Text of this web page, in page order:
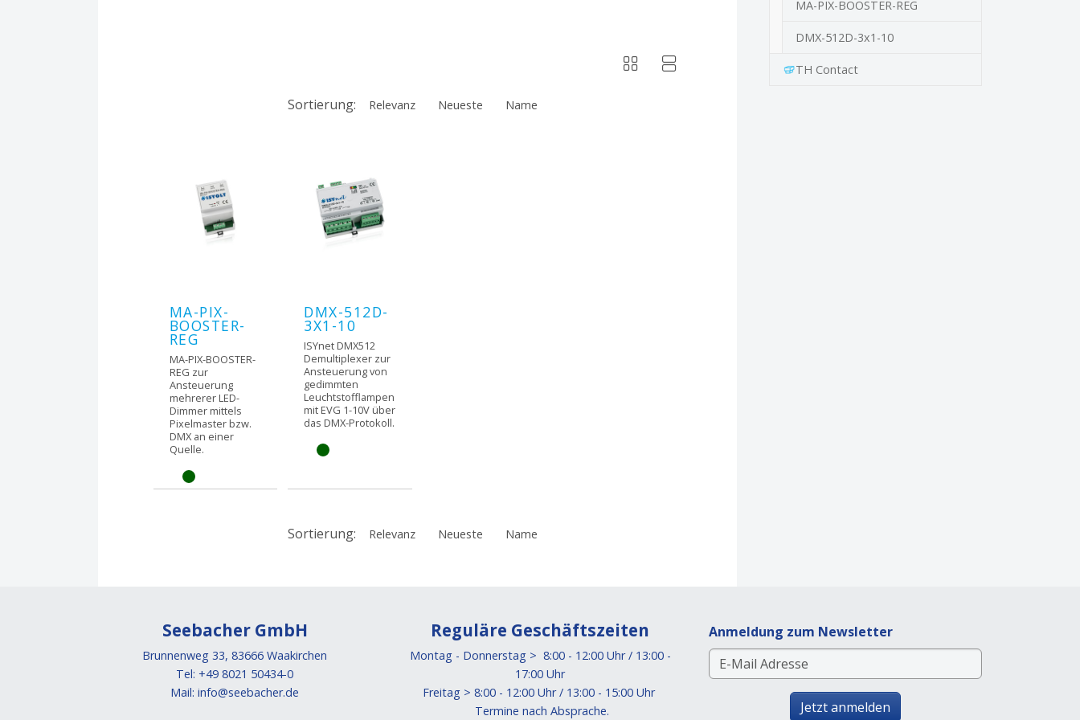
Sortierung: Relevanz Neueste Name
MA-PIX-
BOOSTER-
REG
MA-PIX-BOOSTER-
REG zur
Ansteuerung
mehrerer LED-
Dimmer mittels
Pixelmaster bzw.
DMX an einer
Quelle.
DMX-512D-
3X1-10
ISYnet DMX512
Demultiplexer zur
Ansteuerung von
gedimmten
Leuchtstofflampen
mit EVG 1-10V über
das DMX-Protokoll.
Sortierung: Relevanz Neueste Name
MA-PIX-BOOSTER-REG
DMX-512D-3x1-10
TH Contact
Seebacher GmbH
Brunnenweg 33, 83666 Waakirchen
Tel: +49 8021 50434-0
Mail: info@seebacher.de
Reguläre Geschäftszeiten
Montag - Donnerstag > 8:00 - 12:00 Uhr / 13:00 -
17:00 Uhr
Freitag > 8:00 - 12:00 Uhr / 13:00 - 15:00 Uhr
Termine nach Absprache.
Anmeldung zum Newsletter
Jetzt anmelden